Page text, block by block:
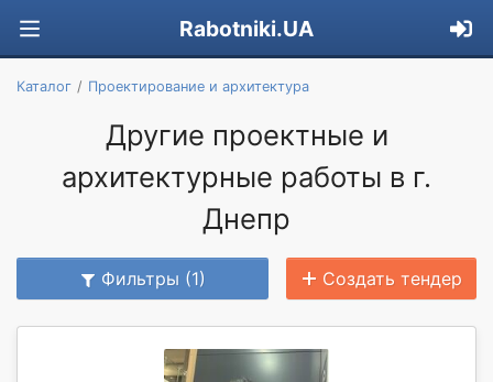
Rabotniki.UA
Каталог Проектирование и архитектура
Другие проектные и
архитектурные работы в г.
Днепр
Фильтры (1) Создать тендер